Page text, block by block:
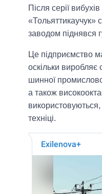
Після серії
«Тольяттикаучук»
заводом піднявся
Це підприємство
оскільки виробляє
шинної
а також
використовуються,
техніці.